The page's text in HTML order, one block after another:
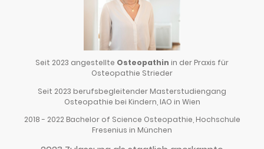
Seit 2023 angestellte Osteopathin in der Praxis für
Osteopathie Strieder
Seit 2023 berufsbegleitender Masterstudiengang
Osteopathie bei Kindern, IAO in Wien
2018 - 2022 Bachelor of Science Osteopathie, Hochschule
Fresenius in München